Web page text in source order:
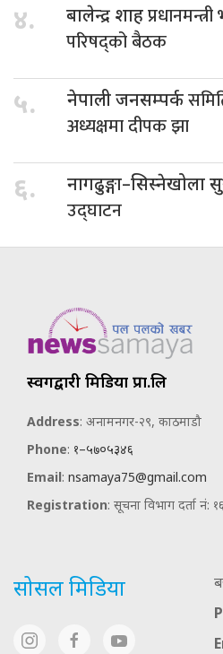
४. बालेन्द्र शाह
परिषद्को बैठक
५. नेपाली जनसम्पर्क
अध्यक्षमा दीपक झा
६. नागढुङ्गा–सिस्नेखोला
उद्घाटन
स्वर्गद्वारी मिडिया प्रा.लि
Address: अनामनगर-२९, काठमाडौ
Phone: १–५७०५३४६
Email: nsamaya75@gmail.com
Registration: सूचना विभाग दर्ता नं:
सोसल मिडिया